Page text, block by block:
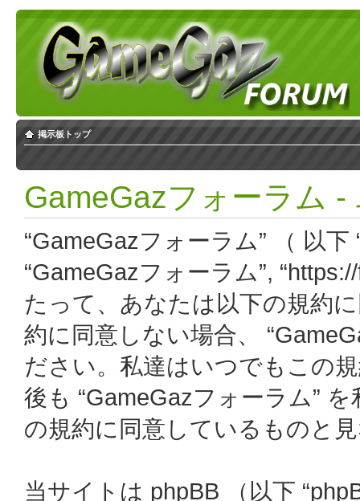
掲示板トップ
GameGazフォーラム -
“GameGazフォーラム” （ 以下
“GameGazフォーラム”,
たって、あなたは以下の規約
約に同意しない場合、
ださい。私達はいつでもこの
後も “GameGazフォーラム”
の規約に同意しているものと
当サイトは phpBB （以下